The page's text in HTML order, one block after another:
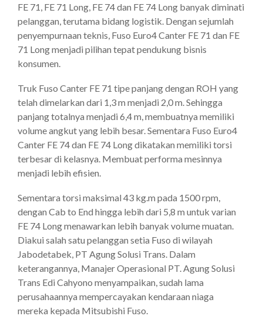
FE 71, FE 71 Long, FE 74 dan FE 74 Long banyak diminati
pelanggan, terutama bidang logistik. Dengan sejumlah
penyempurnaan teknis, Fuso Euro4 Canter FE 71 dan FE
71 Long menjadi pilihan tepat pendukung bisnis
konsumen.
Truk Fuso Canter FE 71 tipe panjang dengan ROH yang
telah dimelarkan dari 1,3 m menjadi 2,0 m. Sehingga
panjang totalnya menjadi 6,4 m, membuatnya memiliki
volume angkut yang lebih besar. Sementara Fuso Euro4
Canter FE 74 dan FE 74 Long dikatakan memiliki torsi
terbesar di kelasnya. Membuat performa mesinnya
menjadi lebih efisien.
Sementara torsi maksimal 43 kg.m pada 1500 rpm,
dengan Cab to End hingga lebih dari 5,8 m untuk varian
FE 74 Long menawarkan lebih banyak volume muatan.
Diakui salah satu pelanggan setia Fuso di wilayah
Jabodetabek, PT Agung Solusi Trans. Dalam
keterangannya, Manajer Operasional PT. Agung Solusi
Trans Edi Cahyono menyampaikan, sudah lama
perusahaannya mempercayakan kendaraan niaga
mereka kepada Mitsubishi Fuso.